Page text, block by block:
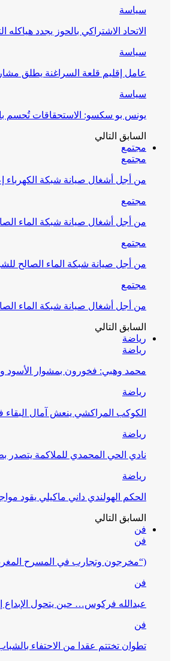
سياسة
الاتحاد الاشتراكي بالحوز يجدد
سياسة
عامل إقليم قلعة السراغنة يطلق مشاريع تنموية
سياسة
يونس بو سكسو: الاستحقاقات تُحسم
السابق التالي
مجتمع
مجتمع
من أجل أشغال صيانة شبكة الكهرباء
مجتمع
من أجل أشغال صيانة شبكة الماء
مجتمع
من أجل صيانة شبكة الماء الصالح
مجتمع
من أجل أشغال صيانة شبكة الماء
السابق التالي
رياضة
رياضة
محمد وهبي: فخورون بمشوار الأسود
رياضة
الكوكب المراكشي ينعش آمال البقاء
رياضة
نادي الحي المحمدي للملاكمة
رياضة
الحكم الهولندي داني ماكيلي يقود
السابق التالي
فن
فن
(“مخرجون وتجارب في المسرح
فن
عبدالله فركوس… حين يتحول الإبداع
فن
تطوان تختتم عقدا من الاحتفاء